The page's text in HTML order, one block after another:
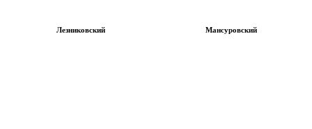
Лезниковский Мансуровский